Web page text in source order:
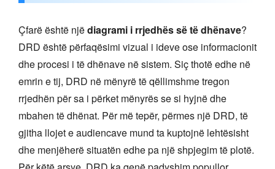
Çfarë është njëdiagrami i rrjedhës së të dhënave?
DRD është përfaqësimi vizual i ideve ose informacionit
dhe procesi i të dhënave në sistem. Siç thotë edhe në
emrin e tij, DRD në mënyrë të qëllimshme tregon
rrjedhën për sa i përket mënyrës se si hyjnë dhe
mbahen të dhënat. Për më tepër, përmes një DRD, të
gjitha llojet e audiencave mund ta kuptojnë lehtësisht
dhe menjëherë situatën edhe pa një shpjegim të plotë.